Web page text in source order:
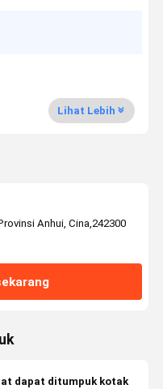
Lihat Lebih
Anhui, Cina,242300
dapat ditumpuk kotak